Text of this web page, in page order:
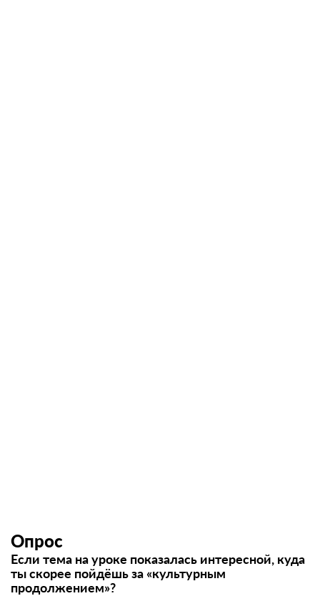
Опрос
Если тема на уроке показалась интересной, куда
ты скорее пойдёшь за «культурным
продолжением»?